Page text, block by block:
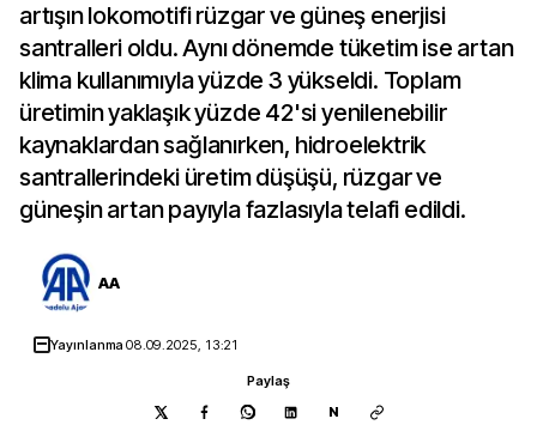
artışın lokomotifi rüzgar ve güneş enerjisi
santralleri oldu. Aynı dönemde tüketim ise artan
klima kullanımıyla yüzde 3 yükseldi. Toplam
üretimin yaklaşık yüzde 42'si yenilenebilir
kaynaklardan sağlanırken, hidroelektrik
santrallerindeki üretim düşüşü, rüzgar ve
güneşin artan payıyla fazlasıyla telafi edildi.
AA
Yayınlanma08.09.2025, 13:21
Paylaş
N